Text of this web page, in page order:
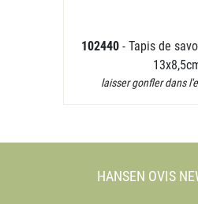
102440 - Tapis de
laisser gonfler dans
HANSEN OVIS